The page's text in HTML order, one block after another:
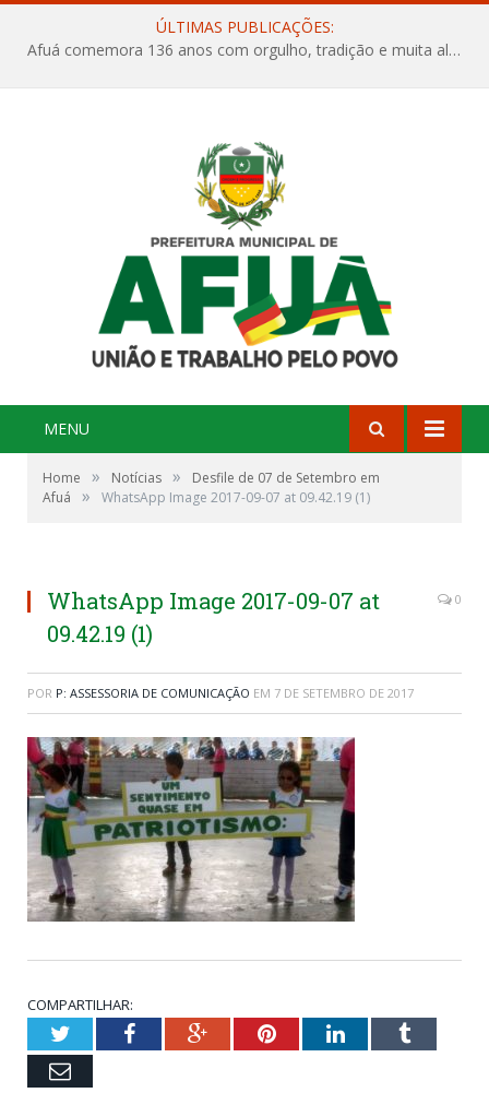
ÚLTIMAS PUBLICAÇÕES:
Afuá comemora 136 anos com orgulho, tradição e muita alegria na Quadra Dr. Nelson Salomão
MENU
Home » Notícias »
Desfile de 07 de Setembro em
Afuá
» WhatsApp Image 2017-09-07 at 09.42.19 (1)
WhatsApp Image 2017-09-07 at
09.42.19 (1)
0
POR P: ASSESSORIA DE COMUNICAÇÃO EM 7 DE SETEMBRO DE 2017
COMPARTILHAR:
TwitterFacebookGoogle+PinterestLinkedInTumblr
Email